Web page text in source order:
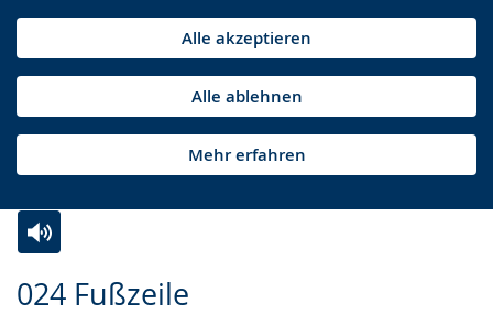
Alle akzeptieren
Alle ablehnen
Mehr erfahren
024 Fußzeile
Leichten
Audio-
Video